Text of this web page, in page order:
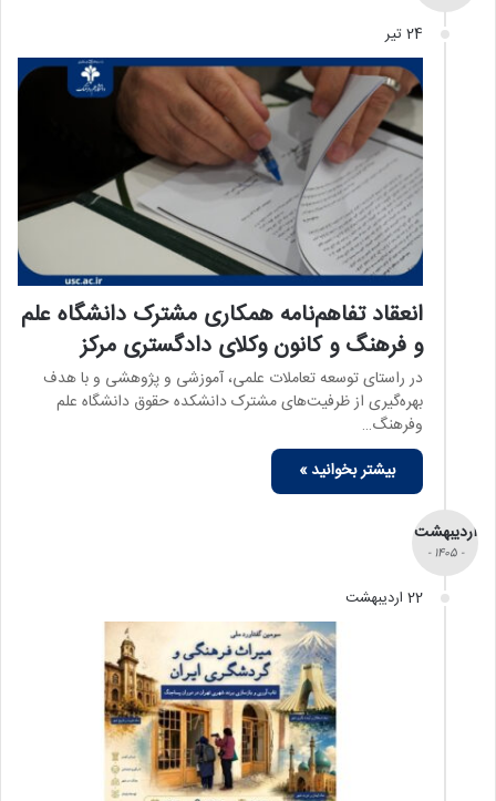
24 تیر
انعقاد تفاهم‌نامه همکاری مشترک دانشگاه علم
و فرهنگ و کانون وکلای دادگستری مرکز
در راستای توسعه تعاملات علمی، آموزشی و پژوهشی و با هدف
بهره‌گیری از ظرفیت‌های مشترک دانشکده حقوق دانشگاه علم
وفرهنگ…
بیشتر بخوانید »
اردیبهشت
- 1405 -
22 اردیبهشت